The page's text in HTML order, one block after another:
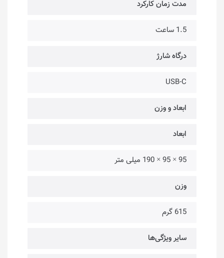
مدت زمان کارکرد
1.5 ساعت
درگاه شارژ
USB-C
ابعاد و وزن
ابعاد
95 × 95 × 190 میلی متر
وزن
615 گرم
سایر ویژگی‌ها